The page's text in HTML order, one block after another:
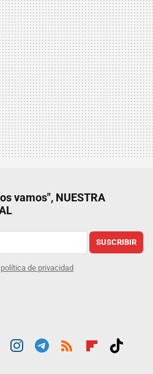
vamos", NUESTRA
SUSCRIBIR
política de privacidad